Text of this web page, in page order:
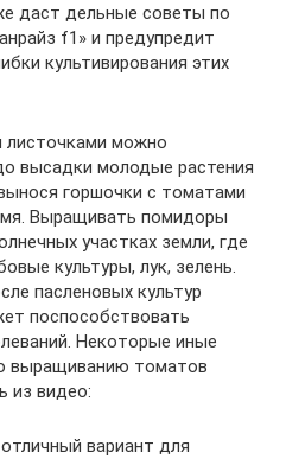
даст дельные советы по
f1» и предупредит
культивирования этих
листочками можно
высадки молодые растения
горшочки с томатами
Выращивать помидоры
участках земли, где
культуры, лук, зелень.
пасленовых культур
поспособствовать
Некоторые иные
выращиванию томатов
из видео:
вариант для